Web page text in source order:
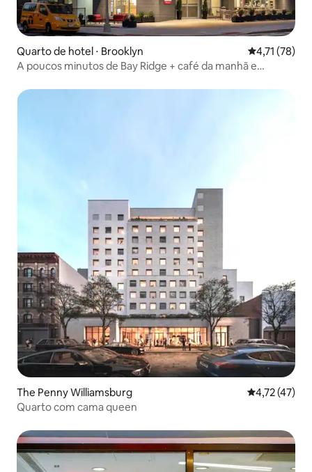
Quarto de hotel ⋅ Brooklyn 4,71 de uma
4,71 (78)
A poucos minutos de Bay Ridge + café da manhã e
The Penny Williamsburg 4,72 de uma
4,72 (47)
Quarto com cama queen